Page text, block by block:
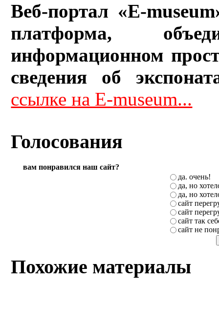
Веб-портал «E-
платформа,
информационном
сведения об
ссылке на E-museum...
Голосования
вам понравился наш сайт?
да. очень!
да, но
да, но
сайт
сайт
сайт так
сайт не
Похожие материалы